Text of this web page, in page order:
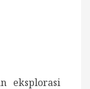
eksplorasi